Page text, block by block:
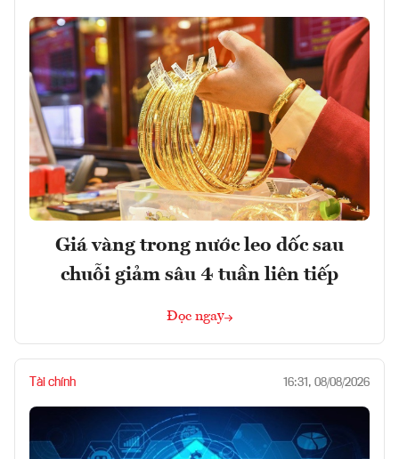
Giá vàng trong nước leo dốc sau
chuỗi giảm sâu 4 tuần liên tiếp
Đọc ngay
Tài chính 16:31, 08/08/2026